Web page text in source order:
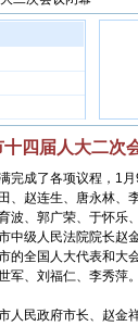
十四届人大二次
成了各项议程，1月
赵连生、唐永林、
、郭广荣、于怀乐
中级人民法院院长赵
全国人大代表和大
军、刘福仁、李秀萍。
民政府市长、赵金